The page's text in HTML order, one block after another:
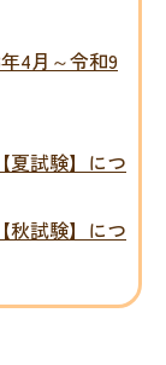
4月～令和9
夏試験】につ
秋試験】につ